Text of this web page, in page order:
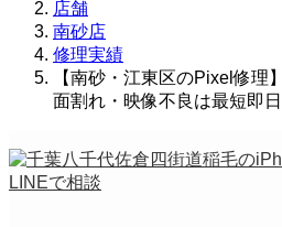
店舗
南砂店
修理実績
【南砂・江東区のPixel修理
面割れ・映像不良は最短即日
LINEで相談